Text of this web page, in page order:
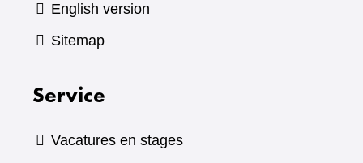
English version
Sitemap
Service
Vacatures en stages